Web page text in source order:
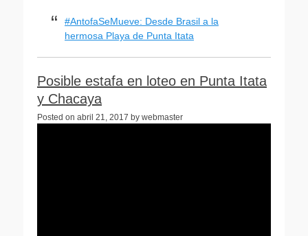
#AntofaSeMueve: Desde Brasil a la
hermosa Playa de Punta Itata
Posible estafa en loteo en Punta Itata
y Chacaya
Posted on abril 21, 2017 by webmaster